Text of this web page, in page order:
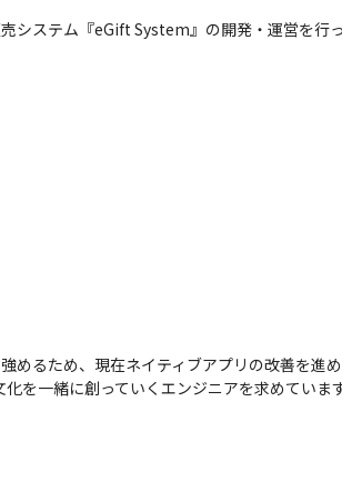
システム『eGift System』の開発・運営を行
るため、現在ネイティブアプリの改善を進め
を一緒に創っていくエンジニアを求めています